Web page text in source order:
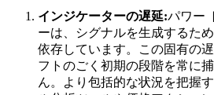
インジケーターの遅延:パワー
ーは、シグナルを生成するた
依存しています。この固有の
フトのごく初期の段階を常に
ん。より包括的な状況を把握